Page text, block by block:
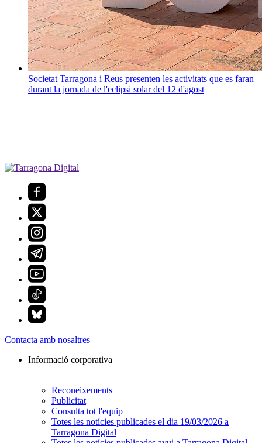
Societat Tarragona i Reus presenten les activitats que es faran
durant la jornada de l'eclipsi solar del 12 d'agost
Contacta amb nosaltres
Informació corporativa
Reconeixements
Publicitat
Consulta tot l'equip
Totes les notícies publicades el dia 19/03/2026 a
Tarragona Digital